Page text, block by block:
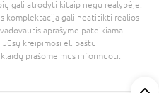
gali atrodyti kitaip negu realybėje.
komplektacija gali neatitikti realios
aprašyme pateikiama
Jūsų kreipimosi el. paštu
prašome mus informuoti.